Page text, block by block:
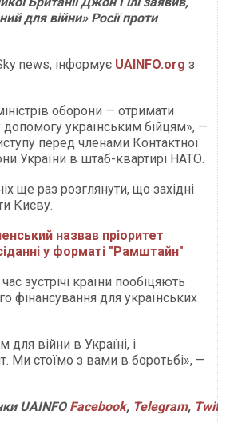
для війни» Росії проти
news, інформує UAINFO.org з
оборони — отримати
допомогу українським бійцям», —
перед членами Контактної
України в штаб-квартирі НАТО.
ще раз розглянути, що західні
Києву.
назвав пріоритет
у форматі "Рамштайн"
зустрічі країни пообіцяють
фінансування для українських
для війни в Україні, і
Ми стоїмо з вами в боротьбі», —
UAINFO Facebook, Telegram,